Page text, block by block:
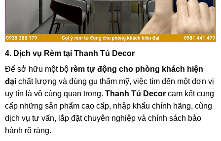
4. Dịch vụ Rèm tại Thanh Tú Decor
Để sở hữu một bộ rèm tự động cho phòng khách hiện
đại chất lượng và đúng gu thẩm mỹ, việc tìm đến một đơn vị
uy tín là vô cùng quan trọng. Thanh Tú Decor cam kết cung
cấp những sản phẩm cao cấp, nhập khẩu chính hãng, cùng
dịch vụ tư vấn, lắp đặt chuyên nghiệp và chính sách bảo
hành rõ ràng.